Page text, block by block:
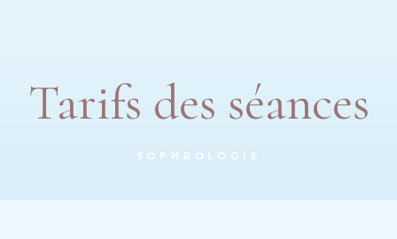
Tarifs des séances
SOPHROLOGIE